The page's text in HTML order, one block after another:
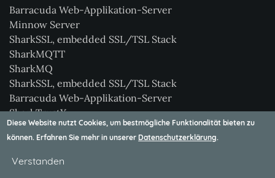
Barracuda Web-Applikation-Server
Minnow Server
SharkSSL, embedded SSL/TSL Stack
SharkMQTT
SharkMQ
SharkSSL, embedded SSL/TSL Stack
Barracuda Web-Applikation-Server
SharkTrustX
IoT Consulting
Xedge
Diese Website nutzt Cookies, um bestmögliche Funktionalität bieten zu
können. Erfahren Sie mehr in unserer Datenschutzerklärung.
Verstanden